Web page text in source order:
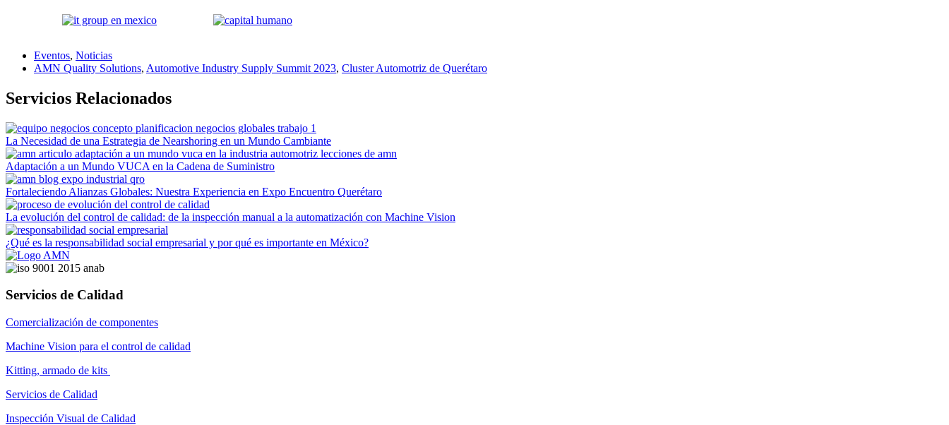
Eventos, Noticias
AMN Quality Solutions, Automotive Industry Supply Summit 2023, Cluster Automotriz de Querétaro
Servicios Relacionados
La Necesidad de una Estrategia de Nearshoring en un Mundo Cambiante
Adaptación a un Mundo VUCA en la Cadena de Suministro
Fortaleciendo Alianzas Globales: Nuestra Experiencia en Expo Encuentro Querétaro
La evolución del control de calidad: de la inspección manual a la automatización con Machine Vision
¿Qué es la responsabilidad social empresarial y por qué es importante en México?
Servicios de Calidad
Comercialización de componentes
Machine Vision para el control de calidad
Kitting, armado de kits
Servicios de Calidad
Inspección Visual de Calidad